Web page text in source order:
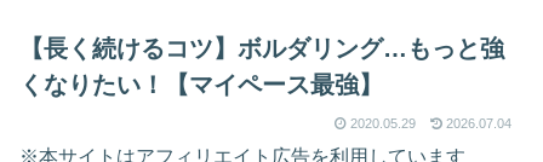
【長く続けるコツ】ボルダリング…もっと強
くなりたい！【マイペース最強】
2020.05.29 2026.07.04
※本サイトはアフィリエイト広告を利用しています